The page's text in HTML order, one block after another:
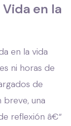
en la
en la vida
ni horas de
de
una
reflexión â€“